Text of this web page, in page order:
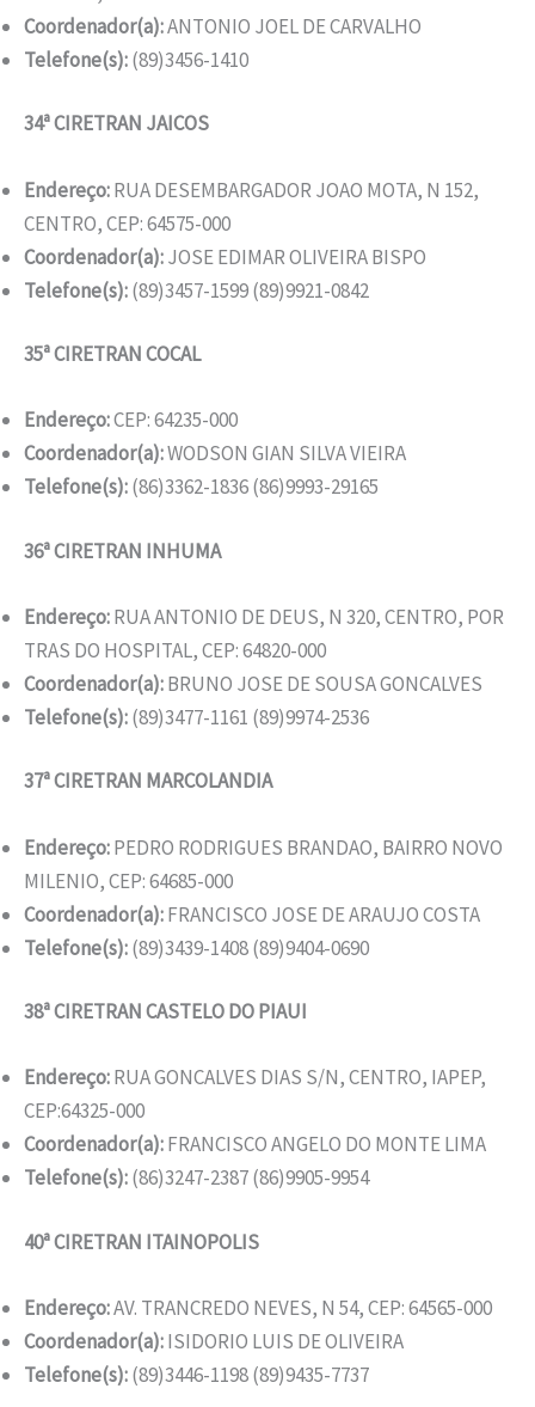
Coordenador(a):ANTONIO JOEL DE CARVALHO
Telefone(s):(89)3456-1410
34ª CIRETRAN JAICOS
Endereço:RUA DESEMBARGADOR JOAO MOTA, N 152,
CENTRO, CEP: 64575-000
Coordenador(a):JOSE EDIMAR OLIVEIRA BISPO
Telefone(s):(89)3457-1599 (89)9921-0842
35ª CIRETRAN COCAL
Endereço:CEP: 64235-000
Coordenador(a):WODSON GIAN SILVA VIEIRA
Telefone(s):(86)3362-1836 (86)9993-29165
36ª CIRETRAN INHUMA
Endereço:RUA ANTONIO DE DEUS, N 320, CENTRO, POR
TRAS DO HOSPITAL, CEP: 64820-000
Coordenador(a):BRUNO JOSE DE SOUSA GONCALVES
Telefone(s):(89)3477-1161 (89)9974-2536
37ª CIRETRAN MARCOLANDIA
Endereço:PEDRO RODRIGUES BRANDAO, BAIRRO NOVO
MILENIO, CEP: 64685-000
Coordenador(a):FRANCISCO JOSE DE ARAUJO COSTA
Telefone(s):(89)3439-1408 (89)9404-0690
38ª CIRETRAN CASTELO DO PIAUI
Endereço:RUA GONCALVES DIAS S/N, CENTRO, IAPEP,
CEP:64325-000
Coordenador(a):FRANCISCO ANGELO DO MONTE LIMA
Telefone(s):(86)3247-2387 (86)9905-9954
40ª CIRETRAN ITAINOPOLIS
Endereço:AV. TRANCREDO NEVES, N 54, CEP: 64565-000
Coordenador(a):ISIDORIO LUIS DE OLIVEIRA
Telefone(s):(89)3446-1198 (89)9435-7737